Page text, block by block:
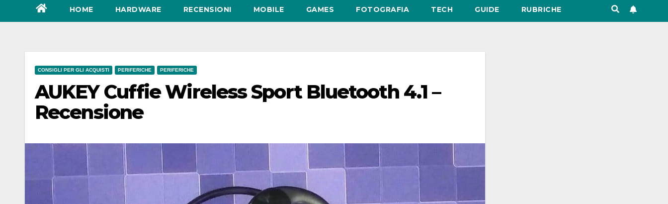
HOME HARDWARE RECENSIONI MOBILE GAMES FOTOGRAFIA TECH GUIDE RUBRICHE
CONSIGLI PER GLI ACQUISTI PERIFERICHE PERIFERICHE
AUKEY Cuffie Wireless Sport Bluetooth 4.1 –
Recensione